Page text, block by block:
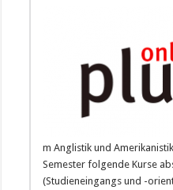
m Anglistik und
Semester folgende Kurse
(Studieneingangs und -